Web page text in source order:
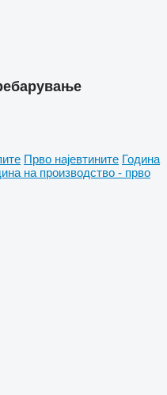
Прво најевтините Година
на производство - прво